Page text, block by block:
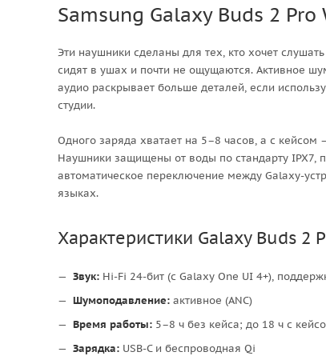
Samsung Galaxy Buds 2
Эти наушники сделаны для тех, кто хочет
сидят в ушах и почти не ощущаются. Активное
аудио раскрывает больше деталей, если
студии.
Одного заряда хватает на 5–8 часов, а с
Наушники защищены от воды по стандарту IPX7,
автоматическое переключение между Galaxy-
языках.
Характеристики Galaxy Buds 2
Звук: Hi-Fi 24-бит (с Galaxy One UI 4+),
Шумоподавление: активное (ANC)
Время работы: 5–8 ч без кейса; до 18 ч с
Зарядка: USB-C и беспроводная Qi